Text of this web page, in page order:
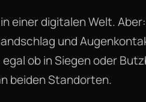
einer digitalen Welt.
und
ob in Siegen oder
beiden Standorten.